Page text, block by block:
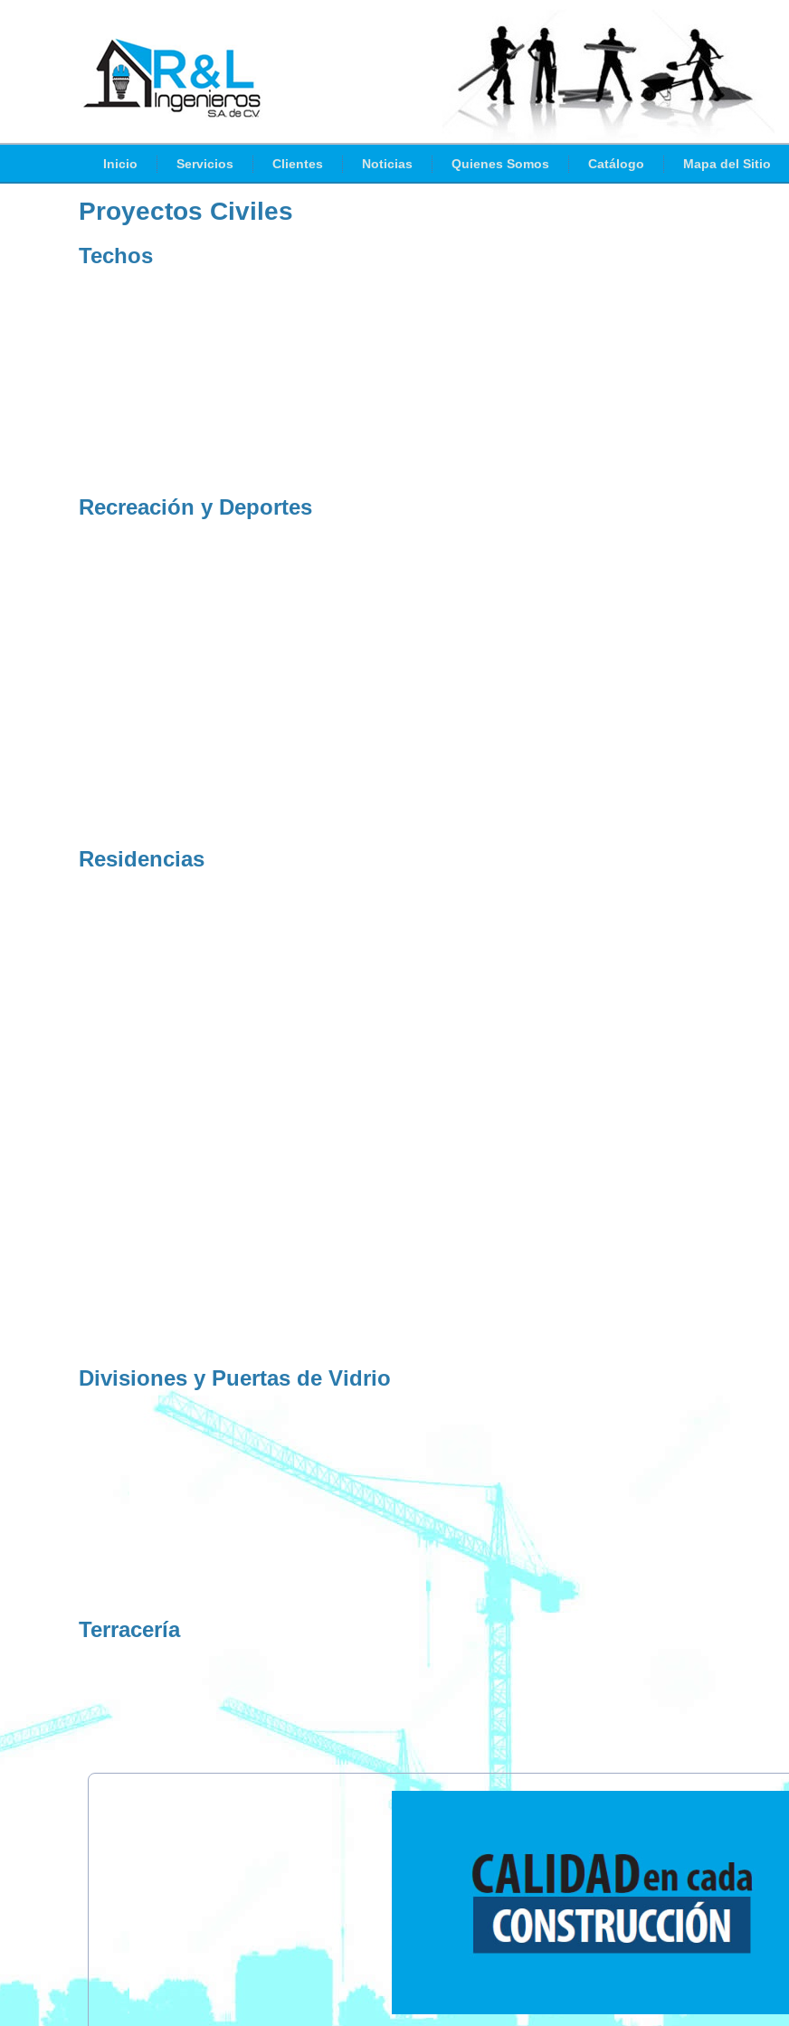
Inicio Servicios Clientes Noticias Quienes Somos Catálogo Mapa del Sitio
Proyectos Civiles
Techos
Recreación y Deportes
Residencias
Divisiones y Puertas de Vidrio
Terracería